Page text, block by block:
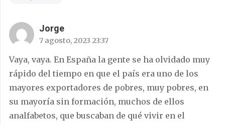
Jorge
7 agosto, 2023 23:37
Vaya, vaya. En España la gente se ha olvidado muy
rápido del tiempo en que el país era uno de los
mayores exportadores de pobres, muy pobres, en
su mayoría sin formación, muchos de ellos
analfabetos, que buscaban de qué vivir en el